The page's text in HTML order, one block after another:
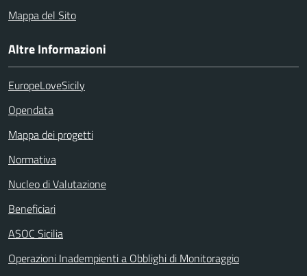
Mappa del Sito
Altre Informazioni
EuropeLoveSicily
Opendata
Mappa dei progetti
Normativa
Nucleo di Valutazione
Beneficiari
ASOC Sicilia
Operazioni Inadempienti a Obblighi di Monitoraggio